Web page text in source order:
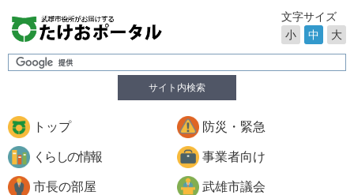
サイト内検索
文字サイズ
小
中 大
トップ 防災・緊急
くらしの情報 事業者向け
市長の部屋 武雄市議会